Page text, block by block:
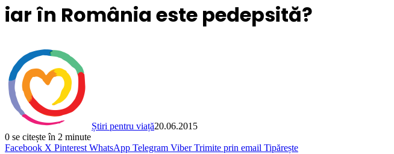
iar în România este pedepsită?
Știri pentru viață20.06.2015
0 se citește în 2 minute
Facebook X Pinterest WhatsApp Telegram Viber Trimite prin email Tipărește